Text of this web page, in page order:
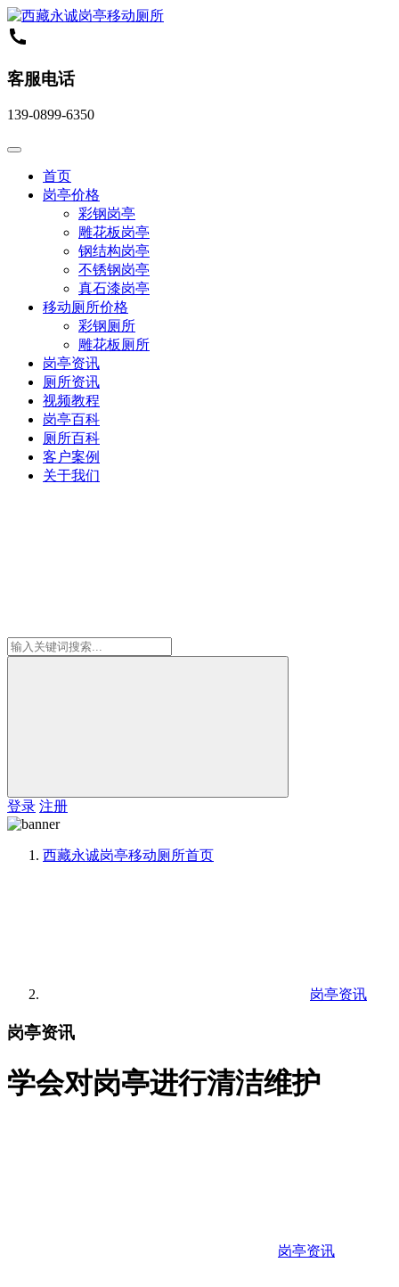
客服电话
139-0899-6350
首页
岗亭价格
彩钢岗亭
雕花板岗亭
钢结构岗亭
不锈钢岗亭
真石漆岗亭
移动厕所价格
彩钢厕所
雕花板厕所
岗亭资讯
厕所资讯
视频教程
岗亭百科
厕所百科
客户案例
关于我们
登录 注册
西藏永诚岗亭移动厕所首页
岗亭资讯
岗亭资讯
学会对岗亭进行清洁维护
岗亭资讯